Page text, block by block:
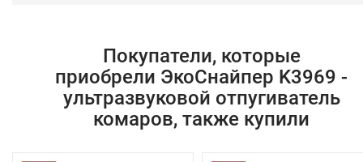
Покупатели, которые
приобрели ЭкоСнайпер K3969 -
ультразвуковой отпугиватель
комаров, также купили